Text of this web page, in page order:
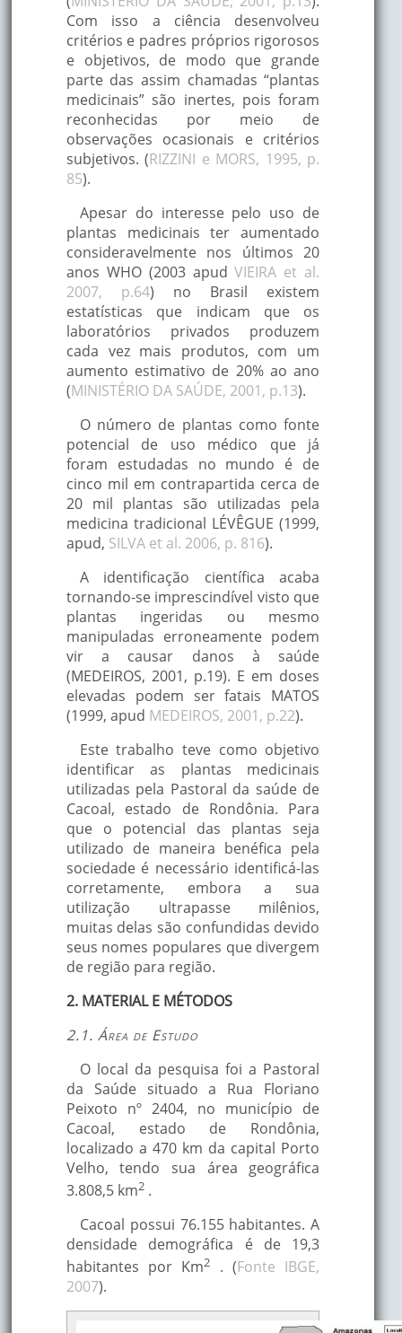
Com isso a ciência desenvolveu
critérios e padres próprios rigorosos
e objetivos, de modo que grande
parte das assim chamadas “plantas
medicinais” são inertes, pois foram
reconhecidas por meio de
observações ocasionais e critérios
subjetivos. (RIZZINI e MORS, 1995, p.
85).
Apesar do interesse pelo uso de
plantas medicinais ter aumentado
consideravelmente nos últimos 20
anos WHO (2003 apudVIEIRA et al.
2007, p.64) no Brasil existem
estatísticas que indicam que os
laboratórios privados produzem
cada vez mais produtos, com um
aumento estimativo de 20% ao ano
(MINISTÉRIO DA SAÚDE, 2001, p.13).
O número de plantas como fonte
potencial de uso médico que já
foram estudadas no mundo é de
cinco mil em contrapartida cerca de
20 mil plantas são utilizadas pela
medicina tradicional LÉVÊGUE (1999,
apud, SILVA et al. 2006, p. 816).
A identificação científica acaba
tornando-se imprescindível visto que
plantas ingeridas ou mesmo
manipuladas erroneamente podem
vir a causar danos à saúde
(MEDEIROS, 2001, p.19). E em doses
elevadas podem ser fatais MATOS
(1999, apud MEDEIROS, 2001, p.22).
Este trabalho teve como objetivo
identificar as plantas medicinais
utilizadas pela Pastoral da saúde de
Cacoal, estado de Rondônia. Para
que o potencial das plantas seja
utilizado de maneira benéfica pela
sociedade é necessário identificá-las
corretamente, embora a sua
utilização ultrapasse milênios,
muitas delas são confundidas devido
seus nomes populares que divergem
de região para região.
2. MATERIAL E MÉTODOS
2.1. Área de Estudo
O local da pesquisa foi a Pastoral
da Saúde situado a Rua Floriano
Peixoto nº 2404, no município de
Cacoal, estado de Rondônia,
localizado a 470 km da capital Porto
Velho, tendo sua área geográfica
3.808,5 km2.
Cacoal possui 76.155 habitantes. A
densidade demográfica é de 19,3
habitantes por Km2 . (Fonte IBGE,
2007).